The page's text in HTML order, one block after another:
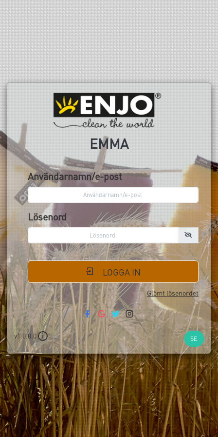
EMMA
Användarnamn/e-post
Lösenord
LOGGA IN
Glömt lösenordet
v1.0.0.0 i SE